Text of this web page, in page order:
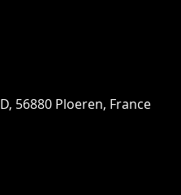
56880 Ploeren, France